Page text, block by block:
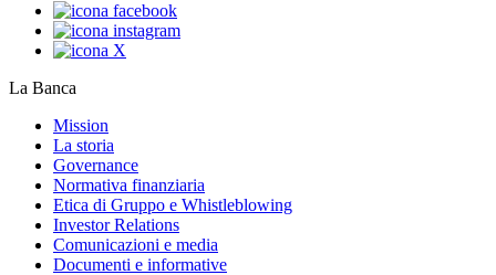
La Banca
Mission
La storia
Governance
Normativa finanziaria
Etica di Gruppo e Whistleblowing
Investor Relations
Comunicazioni e media
Documenti e informative